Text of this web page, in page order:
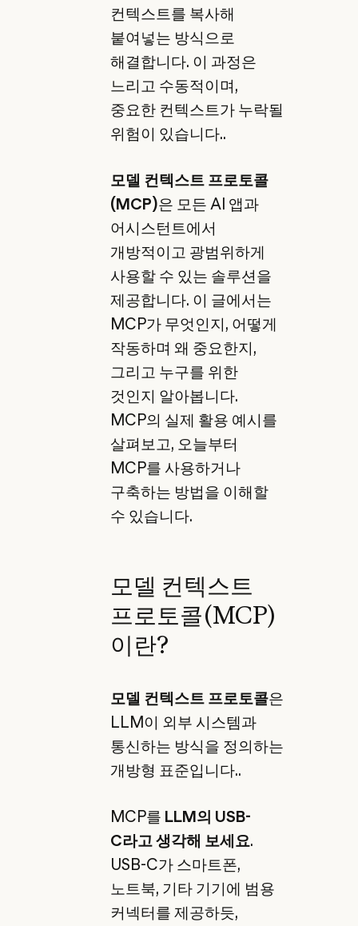
컨텍스트를 복사해
붙여넣는 방식으로
해결합니다. 이 과정은
느리고 수동적이며,
중요한 컨텍스트가 누락될
위험이 있습니다..
모델 컨텍스트 프로토콜
(MCP)은 모든 AI 앱과
어시스턴트에서
개방적이고 광범위하게
사용할 수 있는 솔루션을
제공합니다. 이 글에서는
MCP가 무엇인지, 어떻게
작동하며 왜 중요한지,
그리고 누구를 위한
것인지 알아봅니다.
MCP의 실제 활용 예시를
살펴보고, 오늘부터
MCP를 사용하거나
구축하는 방법을 이해할
수 있습니다.
모델 컨텍스트
프로토콜(MCP)
이란?
모델 컨텍스트 프로토콜은
LLM이 외부 시스템과
통신하는 방식을 정의하는
개방형 표준입니다..
MCP를 LLM의 USB-
C라고 생각해 보세요.
USB-C가 스마트폰,
노트북, 기타 기기에 범용
커넥터를 제공하듯,